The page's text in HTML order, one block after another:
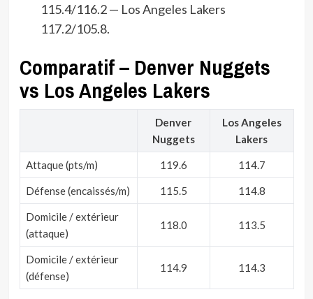
115.4/116.2 — Los Angeles Lakers
117.2/105.8.
Comparatif – Denver Nuggets
vs Los Angeles Lakers
Denver
Nuggets
Los Angeles
Lakers
Attaque (pts/m) 119.6 114.7
Défense (encaissés/m) 115.5 114.8
Domicile / extérieur
(attaque)
118.0 113.5
Domicile / extérieur
(défense)
114.9 114.3